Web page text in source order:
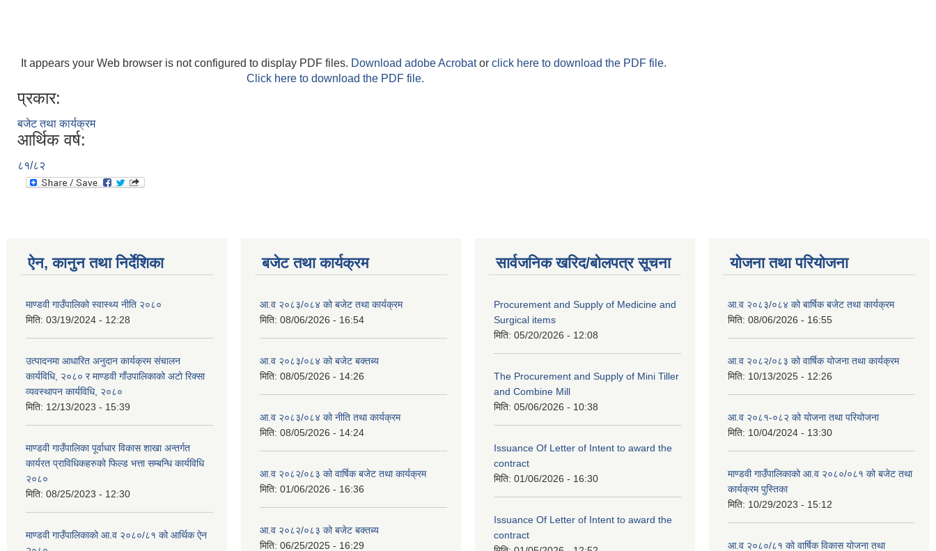
It appears your Web browser is not configured to display PDF files. Download adobe Acrobator click here to download the PDF file.
Click here to download the PDF file.
प्रकार:
बजेट तथा कार्यक्रम
आर्थिक वर्ष:
८१/८२
ऐन, कानुन तथा निर्देशिका
माण्डवी गाउँपालिको स्वास्थ्य नीति २०८०
मिति: 03/19/2024 - 12:28
उत्पादनमा आधारित अनुदान कार्यक्रम संचालन
कार्यविधि, २०८० र माण्डवी गाँउपालिकाको अटो रिक्सा
व्यवस्थापन कार्यविधि, २०८०
मिति: 12/13/2023 - 15:39
माण्डवी गाउँपालिका पूर्वाधार विकास शाखा अन्तर्गत
कार्यरत प्राविधिकहरुको फिल्ड भत्ता सम्बन्धि कार्यविधि
२०८०
मिति: 08/25/2023 - 12:30
माण्डवी गाउँपालिकाको आ.व २०८०/८१ को आर्थिक ऐन
बजेट तथा कार्यक्रम
आ.व २०८३/०८४ को बजेट तथा कार्यक्रम
मिति: 08/06/2026 - 16:54
आ.व २०८३/०८४ को बजेट बक्तब्य
मिति: 08/05/2026 - 14:26
आ.व २०८३/०८४ को नीति तथा कार्यक्रम
मिति: 08/05/2026 - 14:24
आ.व २०८२/०८३ को वार्षिक बजेट तथा कार्यक्रम
मिति: 01/06/2026 - 16:36
आ.व २०८२/०८३ को बजेट बक्तब्य
मिति: 06/25/2025 - 16:29
सार्वजनिक खरिद/बोलपत्र सूचना
Procurement and Supply of Medicine and
Surgical items
मिति: 05/20/2026 - 12:08
The Procurement and Supply of Mini Tiller
and Combine Mill
मिति: 05/06/2026 - 10:38
Issuance Of Letter of Intent to award the
contract
मिति: 01/06/2026 - 16:30
Issuance Of Letter of Intent to award the
contract
योजना तथा परियोजना
आ.व २०८३/०८४ को बार्षिक बजेट तथा कार्यक्रम
मिति: 08/06/2026 - 16:55
आ.व २०८२/०८३ को वार्षिक योजना तथा कार्यक्रम
मिति: 10/13/2025 - 12:26
आ.व २०८१-०८२ को योजना तथा परियोजना
मिति: 10/04/2024 - 13:30
माण्डवी गाउँपालिकाको आ.व २०८०/०८१ को बजेट तथा
कार्यक्रम पुस्तिका
मिति: 10/29/2023 - 15:12
आ.व २०८०/८१ को वार्षिक विकास योजना तथा